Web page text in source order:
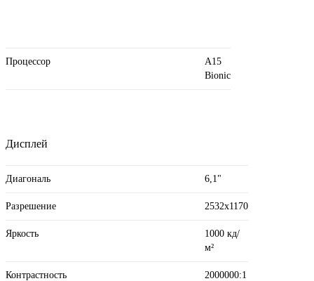
Процессор
A15
Bionic
Дисплей
Диагональ 6,1"
Разрешение 2532x1170
Яркость
1000 кд/
м²
Контрастность 2000000:1